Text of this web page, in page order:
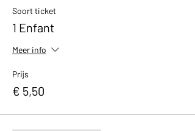
Soort ticket
1 Enfant
Meer info
Prijs
€ 5,50